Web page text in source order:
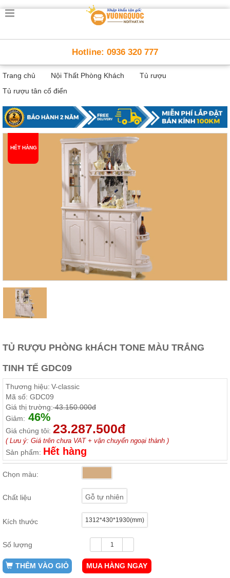
Trang
Thông
Minh
Nội
thất
minh
Nội
Thất
Em
Nội
Phòng
ngủ, tủ
áo, bàn
trang
điểm
Nội
Phòng
Ăn
ăn,
ghế
bếp
Công,
Vườn
Bàn
Hotline: 0936 320 777
Trang chủ Nội Thất Phòng Khách
Tủ rượu
Tủ rượu tân cổ điển
HẾT HÀNG
TỦ RƯỢU PHÒNG kHÁCH TONE MÀU TRẮNG
TINH TẾ GDC09
Thương hiệu: V-classic
Mã số: GDC09
Giá thị trường:43.150.000đ
Giảm: 46%
Giá chúng tôi: 23.287.500đ
( Lưu ý: Giá trên chưa VAT + vận chuyển ngoại thành )
Sản phẩm: Hết hàng
Chọn màu:
Chất liệu Gỗ tự nhiên
Kích thước 1312*430*1930(mm)
Số lượng
THÊM VÀO GIỎ MUA HÀNG NGAY